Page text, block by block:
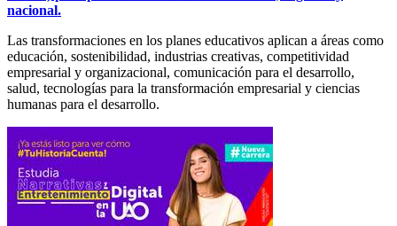
nacional.
Las transformaciones en los planes educativos aplican a áreas como
educación, sostenibilidad, industrias creativas, competitividad
empresarial y organizacional, comunicación para el desarrollo,
salud, tecnologías para la transformación empresarial y ciencias
humanas para el desarrollo.